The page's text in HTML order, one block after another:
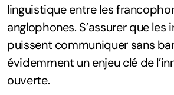
linguistique entre les
anglophones. S’assurer que les
puissent communiquer sans
évidemment un enjeu clé de
ouverte.